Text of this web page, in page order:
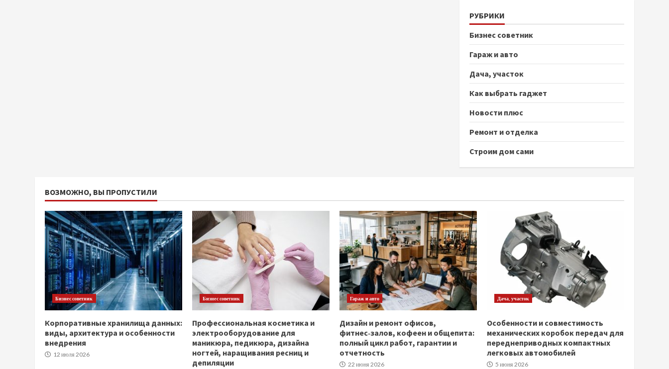
РУБРИКИ
Бизнес советник
Гараж и авто
Дача, участок
Как выбрать гаджет
Новости плюс
Ремонт и отделка
Строим дом сами
ВОЗМОЖНО, ВЫ ПРОПУСТИЛИ
Бизнес советник
Корпоративные хранилища данных:
виды, архитектура и особенности
внедрения
12 июля 2026
Бизнес советник
Профессиональная косметика и
электрооборудование для
маникюра, педикюра, дизайна
ногтей, наращивания ресниц и
депиляции
Гараж и авто
Дизайн и ремонт офисов,
фитнес‑залов, кофеен и общепита:
полный цикл работ, гарантии и
отчетность
22 июня 2026
Дача, участок
Особенности и совместимость
механических коробок передач для
переднеприводных компактных
легковых автомобилей
5 июня 2026